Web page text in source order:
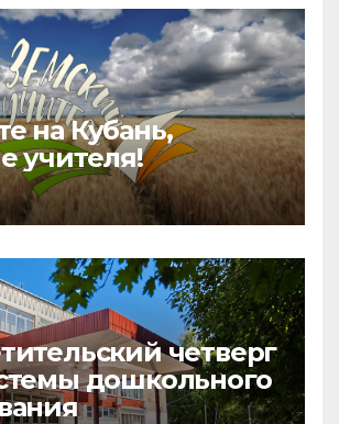
на Кубань,
учителя!
четверг
дошкольного